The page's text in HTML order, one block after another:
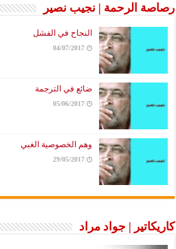
رصاصة الرحمة | نجيب نصير
النجاح في الفشل
04/07/2017
ضائع في الترجمة
05/06/2017
وهم الخصوصية الغبي
29/05/2017
كاريكاتير | جواد مراد